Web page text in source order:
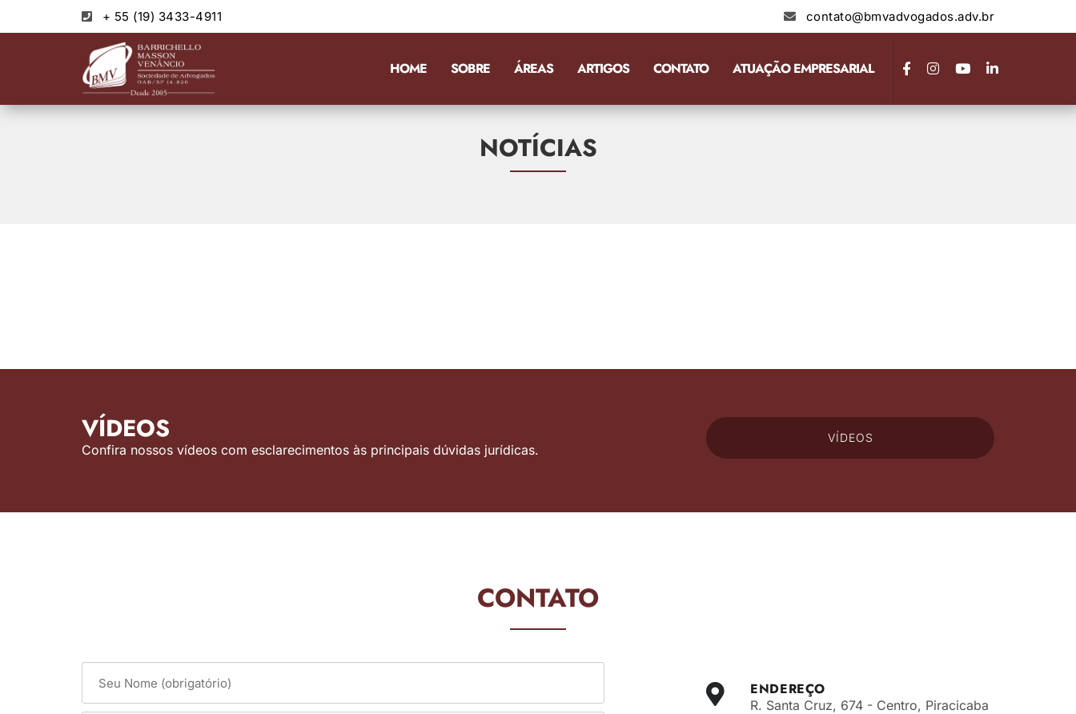
+ 55 (19) 3433-4911 contato@bmvadvogados.adv.br
HOME SOBRE ÁREAS ARTIGOS CONTATO ATUAÇÃO EMPRESARIAL
NOTÍCIAS
VÍDEOS
Confira nossos vídeos com esclarecimentos às principais dúvidas jurídicas.
VÍDEOS
CONTATO
ENDEREÇO
R. Santa Cruz, 674 - Centro, Piracicaba